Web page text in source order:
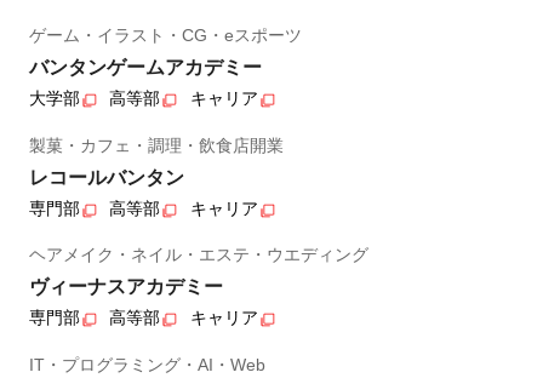
ゲーム・イラスト・CG・eスポーツ
バンタンゲームアカデミー
大学部 高等部 キャリア
製菓・カフェ・調理・飲食店開業
レコールバンタン
専門部 高等部 キャリア
ヘアメイク・ネイル・エステ・ウエディング
ヴィーナスアカデミー
専門部 高等部 キャリア
IT・プログラミング・AI・Web